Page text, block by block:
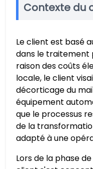
Contexte du
Le client est basé
dans le traitement
raison des coûts
locale, le client
décorticage du
équipement
que le processus
de la
adapté à une
Lors de la phase